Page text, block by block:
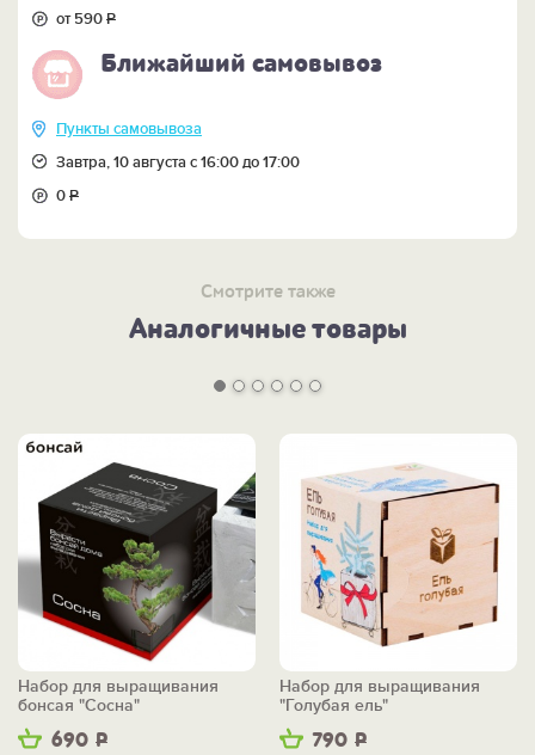
от 590Р
Ближайший самовывоз
Пункты самовывоза
Завтра, 10 августа с 16:00 до 17:00
0Р
Смотрите также
Аналогичные товары
690 Р
Набор для выращивания
бонсая "Сосна"
790 Р
Набор для выращивания
"Голубая ель"